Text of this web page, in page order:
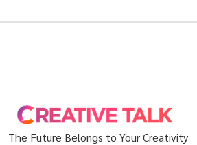
The Future Belongs to Your Creativity